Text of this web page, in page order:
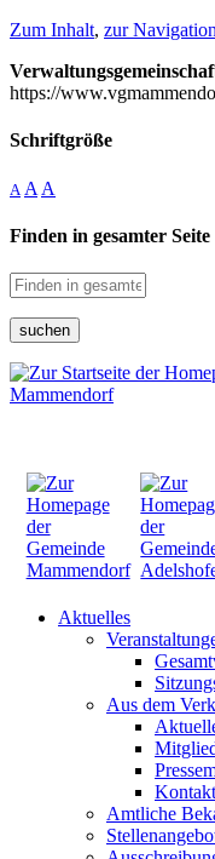
Zum Inhalt, zur Navigation
https://
Schriftgröße
A A A
Finden in gesamter Seite
suchen
Aktuelles
Aus dem
Kontakt
Amtliche